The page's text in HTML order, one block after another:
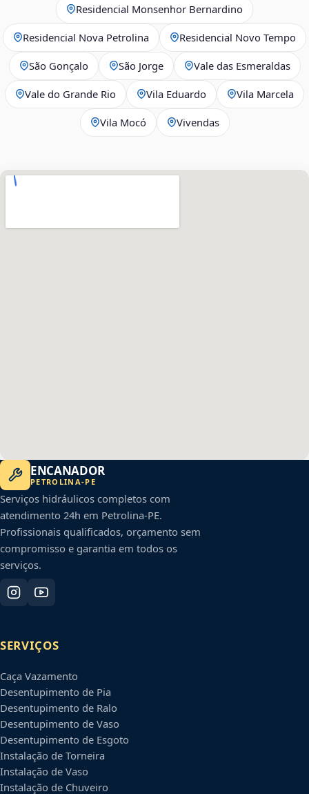
Residencial Monsenhor Bernardino
Residencial Nova Petrolina Residencial Novo Tempo
São Gonçalo São Jorge Vale das Esmeraldas
Vale do Grande Rio Vila Eduardo Vila Marcela
Vila Mocó Vivendas
ENCANADOR
PETROLINA-PE
Serviços hidráulicos completos com
atendimento 24h em Petrolina-PE.
Profissionais qualificados, orçamento sem
compromisso e garantia em todos os
serviços.
SERVIÇOS
Caça Vazamento
Desentupimento de Pia
Desentupimento de Ralo
Desentupimento de Vaso
Desentupimento de Esgoto
Instalação de Torneira
Instalação de Vaso
Instalação de Chuveiro